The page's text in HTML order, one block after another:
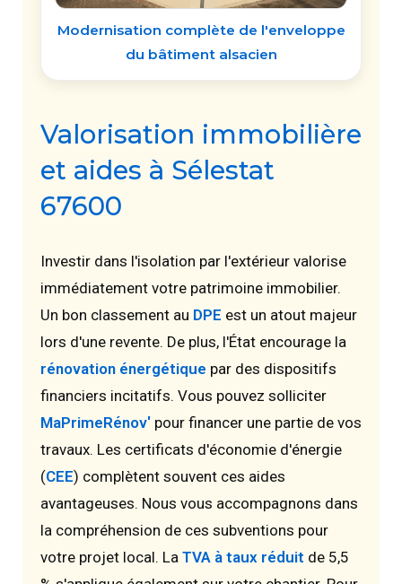
Modernisation complète de l'enveloppe
du bâtiment alsacien
Valorisation immobilière
et aides à Sélestat
67600
Investir dans l'isolation par l'extérieur valorise
immédiatement votre patrimoine immobilier.
Un bon classement au DPE est un atout majeur
lors d'une revente. De plus, l'État encourage la
rénovation énergétique par des dispositifs
financiers incitatifs. Vous pouvez solliciter
MaPrimeRénov' pour financer une partie de vos
travaux. Les certificats d'économie d'énergie
(CEE) complètent souvent ces aides
avantageuses. Nous vous accompagnons dans
la compréhension de ces subventions pour
votre projet local. La TVA à taux réduit de 5,5